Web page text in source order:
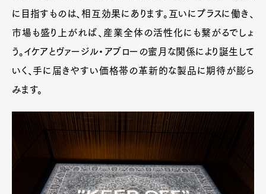
に目指すものは、相互効果にあります。互いにプラスに働き、
市場も盛り上がれば、産業全体の活性化にも繋がるでしょ
う。イケアとヴァージル・アブローの蜜月な関係により誕生して
いく、手に届きやすい価格帯の革新的な製品に期待が膨ら
みます。